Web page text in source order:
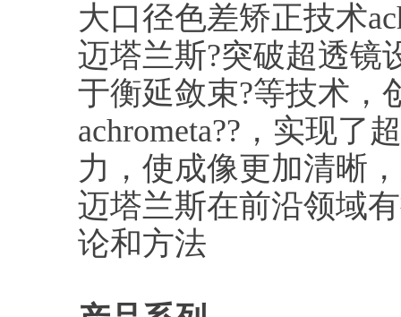
大口径色差矫正技术
迈塔兰斯?突破超透镜
于衡延敛束?等技术，
achrometa??，实现了
力，使成像更加清晰
迈塔兰斯在前沿领域
论和方法